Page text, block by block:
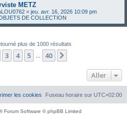
METZ
« jeu. avr. 16, 2026 10:09 pm
DE COLLECTION
plus de 1000 résultats
40
3 4 5 40
Aller
Fuseau horaire sur UTC+02:00
les cookies
Forum Software © phpBB Limited